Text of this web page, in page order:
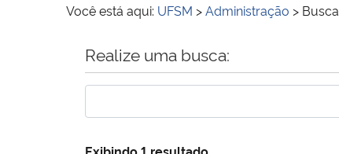
Você está aqui: UFSM >Administração > Busca
Início do conteúdo
Realize uma busca:
Exibindo 1 resultado